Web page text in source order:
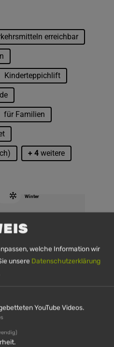
erreichbar
Kinderteppichlift
für Familien
+ 4 weitere
Winter
Rodeln Hütten & Alpen Essen &
welche Information wir
unsere Datenschutzerklärung
YouTube Videos.